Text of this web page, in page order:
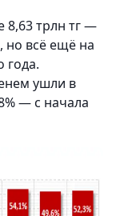
8,63 трлн тг —
но всё ещё на
года.
ушли в
— с начала